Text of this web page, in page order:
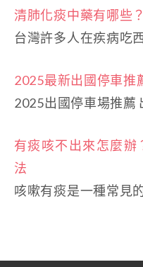
清肺化痰中藥有哪些
台灣許多人在疾病吃
2025最新出國停車推
2025出國停車場推薦
有痰咳不出來怎麼辦
法
咳嗽有痰是一種常見